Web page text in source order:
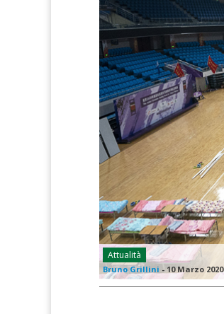
Attualità
Bruno Grillini -10 Marzo 2020